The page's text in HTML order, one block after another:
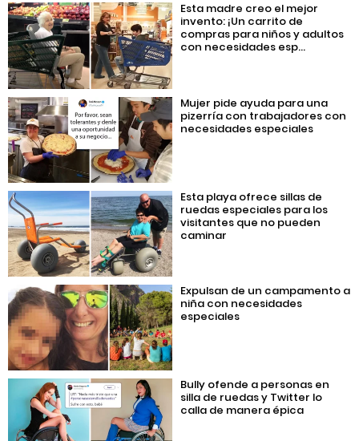
Esta madre creo el mejor
invento: ¡Un carrito de
compras para niños y adultos
con necesidades esp...
Mujer pide ayuda para una
pizerría con trabajadores con
necesidades especiales
Esta playa ofrece sillas de
ruedas especiales para los
visitantes que no pueden
caminar
Expulsan de un campamento a
niña con necesidades
especiales
Bully ofende a personas en
silla de ruedas y Twitter lo
calla de manera épica